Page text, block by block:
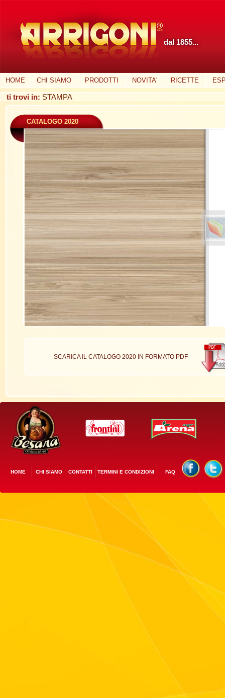
SCARICA IL CATALOGO 2020 IN FORMATO PDF
ti trovi in: STAMPA
CATALOGO 2020
HOME CHI SIAMO PRODOTTI NOVITA' RICETTE
dal 1855...
HOME CHI SIAMO CONTATTI TERMINI E CONDIZIONI FAQ